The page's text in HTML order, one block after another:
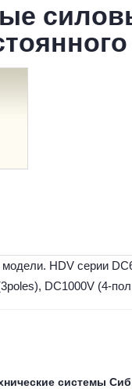
HDV серии
DC1000V (4-
системы